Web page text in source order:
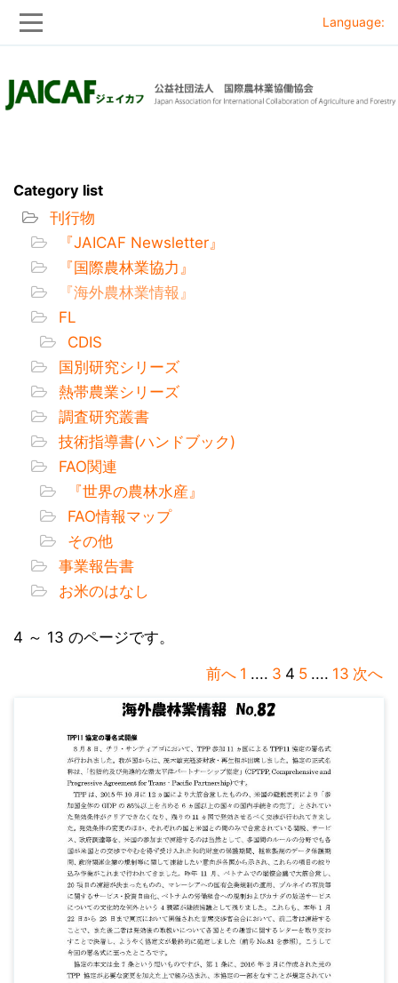
to
to
Language:
Category list
刊行物
『JAICAF Newsletter』
『国際農林業協力』
『海外農林業情報』
FL
CDIS
国別研究シリーズ
熱帯農業シリーズ
調査研究叢書
技術指導書(ハンドブック)
FAO関連
『世界の農林水産』
FAO情報マップ
その他
事業報告書
お米のはなし
4 ～ 13 のページです。
前へ 1 .... 3 4 5 .... 13 次へ